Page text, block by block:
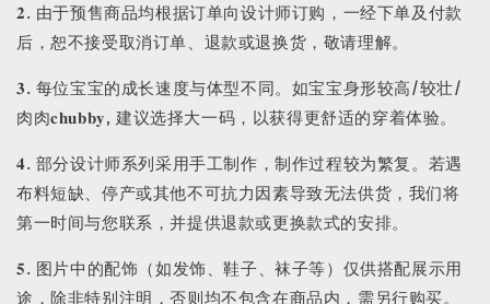
𝟐. 由于预售商品均根据订单向设计师订购，一经下单及付款
后，恕不接受取消订单、退款或退换货，敬请理解。
𝟑. 每位宝宝的成长速度与体型不同。如宝宝身形较高/较壮/
肉肉𝐜𝐡𝐮𝐛𝐛𝐲, 建议选择大一码，以获得更舒适的穿着体验。
𝟒. 部分设计师系列采用手工制作，制作过程较为繁复。若遇
布料短缺、停产或其他不可抗力因素导致无法供货，我们将
第一时间与您联系，并提供退款或更换款式的安排。
𝟓. 图片中的配饰（如发饰、鞋子、袜子等）仅供搭配展示用
途，除非特别注明，否则均不包含在商品内，需另行购买。